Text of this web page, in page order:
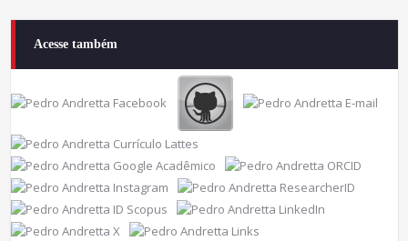
Acesse também